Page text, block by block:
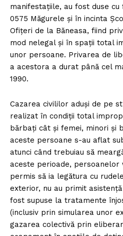
manifestațiile, au fost duse
0575 Măgurele și în incinta
Ofițeri de la Băneasa, fiind
mod nelegal și în spații total
unor persoane. Privarea de
a acestora a durat până cel
1990.
Cazarea civililor aduşi de pe
realizat în condiţii total
bărbaţi cât şi femei, minori şi
aceste persoane s-au aflat
atunci când trebuiau să
aceste perioade, persoanelor
permis să ia legătura cu
exterior, nu au primit
fost supuse la tratamente
(inclusiv prin simularea unor
gazarea colectivă prin